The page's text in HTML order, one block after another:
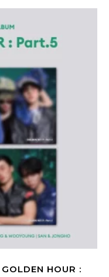
HOUR :